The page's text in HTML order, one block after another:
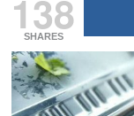
138
SHARES